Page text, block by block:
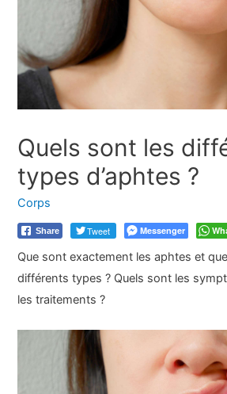
Quels sont les
types d’aphtes ?
Corps
Share Tweet Messenger
Que sont exactement les aphtes et
différents types ? Quels sont les
les traitements ?